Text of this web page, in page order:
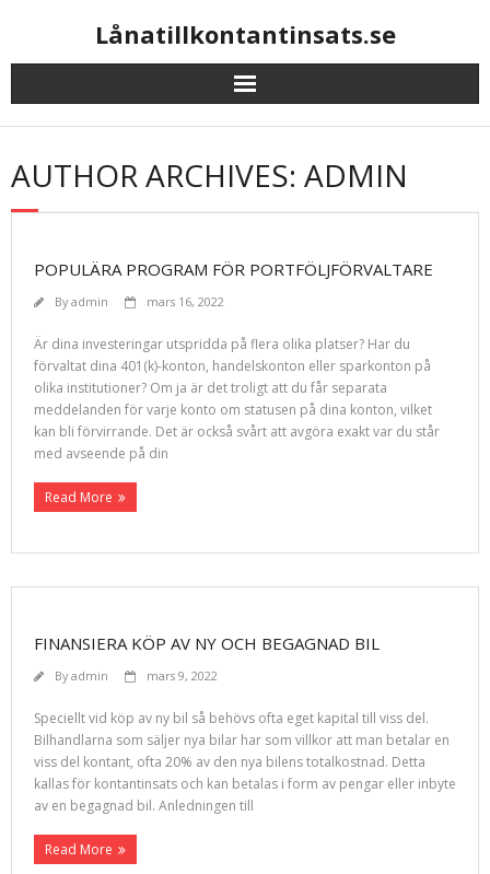
Lånatillkontantinsats.se
AUTHOR ARCHIVES: ADMIN
POPULÄRA PROGRAM FÖR PORTFÖLJFÖRVALTARE
Byadmin mars 16, 2022
Är dina investeringar utspridda på flera olika platser? Har du
förvaltat dina 401(k)-konton, handelskonton eller sparkonton på
olika institutioner? Om ja är det troligt att du får separata
meddelanden för varje konto om statusen på dina konton, vilket
kan bli förvirrande. Det är också svårt att avgöra exakt var du står
med avseende på din
Read More
FINANSIERA KÖP AV NY OCH BEGAGNAD BIL
Byadmin mars 9, 2022
Speciellt vid köp av ny bil så behövs ofta eget kapital till viss del.
Bilhandlarna som säljer nya bilar har som villkor att man betalar en
viss del kontant, ofta 20% av den nya bilens totalkostnad. Detta
kallas för kontantinsats och kan betalas i form av pengar eller inbyte
av en begagnad bil. Anledningen till
Read More